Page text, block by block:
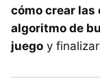
cómo crear las
algoritmo de
juego y